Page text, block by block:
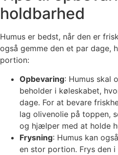
holdbarhed
Humus er bedst, når den er
også gemme den et par dage,
portion:
Opbevaring: Humus skal
beholder i køleskabet,
dage. For at bevare
lag olivenolie på toppen,
og hjælper med at holde
Frysning: Humus kan
en stor portion. Frys den